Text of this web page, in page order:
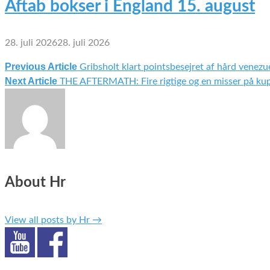
Aftab bokser i England 15. august
28. juli 202628. juli 2026
Indlægsnavigation
Previous Article Gribsholt klart pointsbesejret af hård
Next Article THE AFTERMATH: Fire rigtige og en misser på
About Hr
View all posts by Hr →